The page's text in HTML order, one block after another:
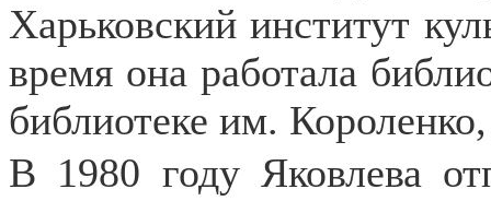
Харьковский институт
время она работала
библиотеке им.
В 1980 году Яковлева